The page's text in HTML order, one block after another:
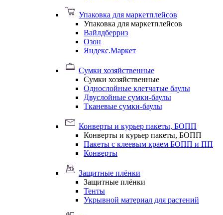
Упаковка для маркетплейсов
Упаковка для маркетплейсов
Вайлдберриз
Озон
Яндекс.Маркет
Сумки хозяйственные
Сумки хозяйственные
Однослойные клетчатые баулы
Двуслойные сумки-баулы
Тканевые сумки-баулы
Конверты и курьер пакеты, БОПП
Конверты и курьер пакеты, БОПП
Пакеты с клеевым краем БОПП и ПП
Конверты
Защитные плёнки
Защитные плёнки
Тенты
Укрывной материал для растений